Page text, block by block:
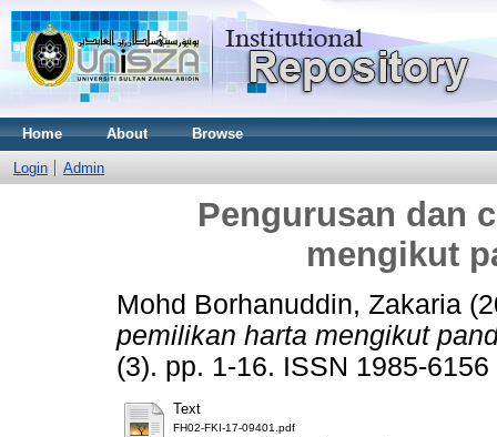
Home About Browse
Login Admin
Pengurusan dan
mengikut
Mohd Borhanuddin, Zakaria
pemilikan harta mengikut
(3). pp. 1-16. ISSN 1985-6156
Text
FH02-FKI-17-09401.pdf